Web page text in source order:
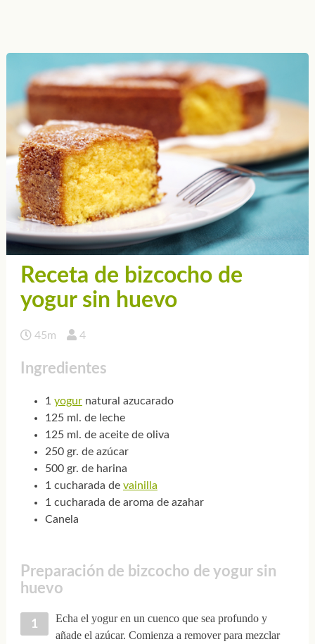
Receta de bizcocho de
yogur sin huevo
45m 4
Ingredientes
1 yogurnatural azucarado
125 ml. de leche
125 ml. de aceite de oliva
250 gr. de azúcar
500 gr. de harina
1 cucharada de vainilla
1 cucharada de aroma de azahar
Canela
Preparación de bizcocho de yogur sin
huevo
Echa el yogur en un cuenco que sea profundo y
añade el azúcar. Comienza a remover para mezclar